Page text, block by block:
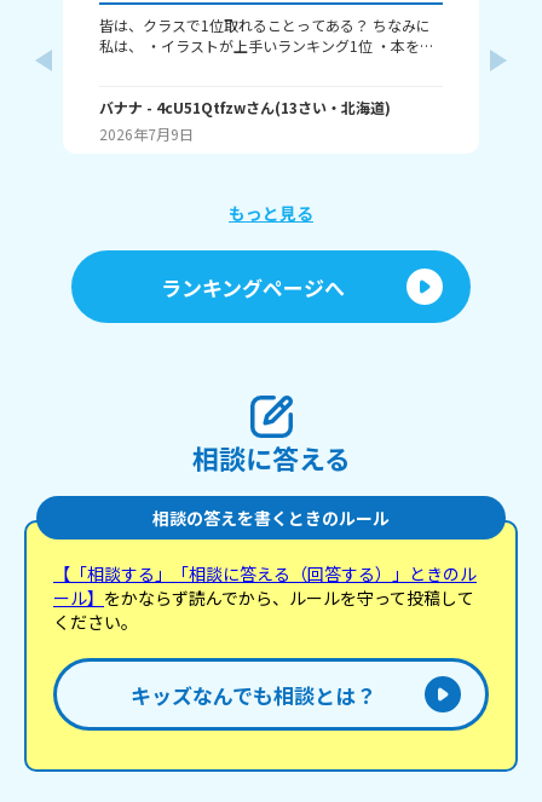
皆は、クラスで1位取れることってある？ ちなみに
私は、 ・イラストが上手いランキング1位 ・本を読
ングで1位取れる？ 書いてくれたら嬉しいです！ じ
ゃね。
バナナ - 4cU51Qtfzwさん(13さい・ 北海道)
2026年7月9日
もっと見る
ランキングページへ
相談に答える
相談の答えを書くときのルール
【「相談する」「相談に答える（回答する）」ときのル
ール】 をかならず読んでから、ルールを守って投稿して
ください。
キッズなんでも相談とは？